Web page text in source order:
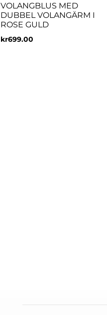
VOLANGBLUS MED
DUBBEL VOLANGÄRM I
ROSE GULD
kr699.00